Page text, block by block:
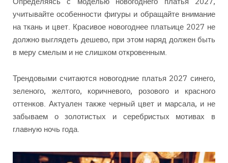
учитывайте особенности фигуры и обращайте внимание
на ткань и цвет. Красивое новогоднее платьице 2027 не
должно выглядеть дешево, при этом наряд должен быть
в меру смелым и не слишком откровенным.
Трендовыми считаются новогодние платья 2027 синего,
зеленого, желтого, коричневого, розового и красного
оттенков. Актуален также черный цвет и марсала, и не
забываем о золотистых и серебристых мотивах в
главную ночь года.